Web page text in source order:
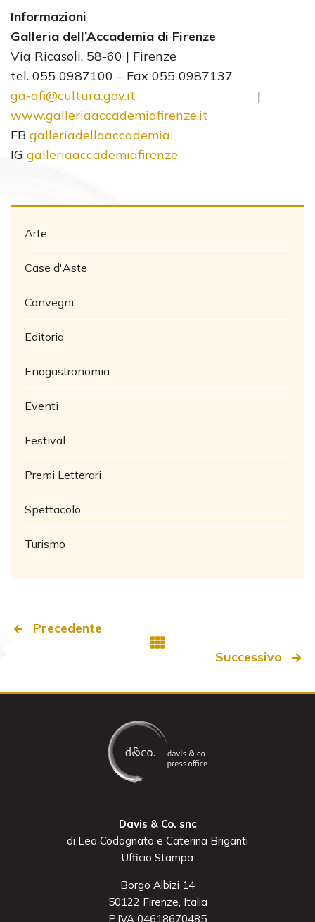
Informazioni
Galleria dell’Accademia di Firenze
Via Ricasoli, 58-60 | Firenze
tel. 055 0987100 – Fax 055 0987137
ga-afi@cultura.gov.it |
www.galleriaaccademiafirenze.it
FB galleriadellaaccademia
IG galleriaaccademiafirenze
Arte
Case d'Aste
Convegni
Editoria
Enogastronomia
Eventi
Festival
Premi Letterari
Spettacolo
Turismo
Precedente
Successivo
Davis & Co. snc
di Lea Codognato e Caterina Briganti
Ufficio Stampa
Borgo Albizi 14
50122 Firenze, Italia
P.IVA 04618670485